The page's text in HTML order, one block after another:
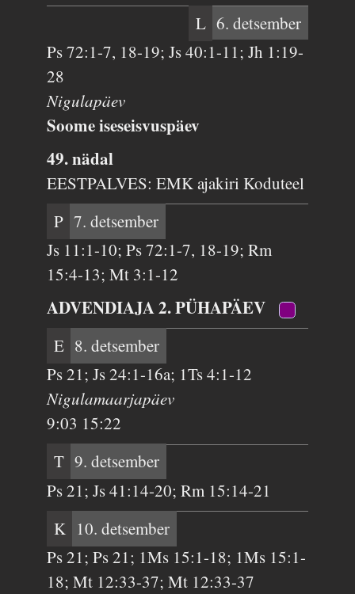
L 6. detsember
Ps 72:1-7, 18-19; Js 40:1-11; Jh 1:19-
28
Nigulapäev
Soome iseseisvuspäev
49. nädal
EESTPALVES: EMK ajakiri Koduteel
P 7. detsember
Js 11:1-10; Ps 72:1-7, 18-19; Rm
15:4-13; Mt 3:1-12
ADVENDIAJA 2. PÜHAPÄEV
E 8. detsember
Ps 21; Js 24:1-16a; 1Ts 4:1-12
Nigulamaarjapäev
9:03 15:22
T 9. detsember
Ps 21; Js 41:14-20; Rm 15:14-21
K 10. detsember
Ps 21; Ps 21; 1Ms 15:1-18; 1Ms 15:1-
18; Mt 12:33-37; Mt 12:33-37